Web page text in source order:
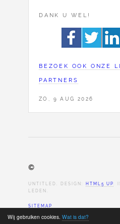
Wij gebruiken cookies. Wat is dat?
DANK U WEL!
BEZOEK OOK ONZE
PARTNERS
ZO, 9 AUG 2026
©
UNTITLED. DESIGN: HTML5 UP.
LEDEN.
SITEMAP